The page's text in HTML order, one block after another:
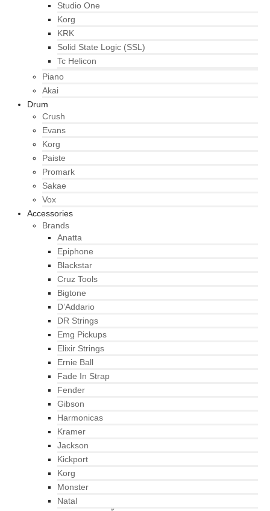
Studio One
Korg
KRK
Solid State Logic (SSL)
Tc Helicon
Piano
Akai
Drum
Crush
Evans
Korg
Paiste
Promark
Sakae
Vox
Accessories
Brands
Anatta
Epiphone
Blackstar
Cruz Tools
Bigtone
D’Addario
DR Strings
Emg Pickups
Elixir Strings
Ernie Ball
Fade In Strap
Fender
Gibson
Harmonicas
Kramer
Jackson
Kickport
Korg
Monster
Natal